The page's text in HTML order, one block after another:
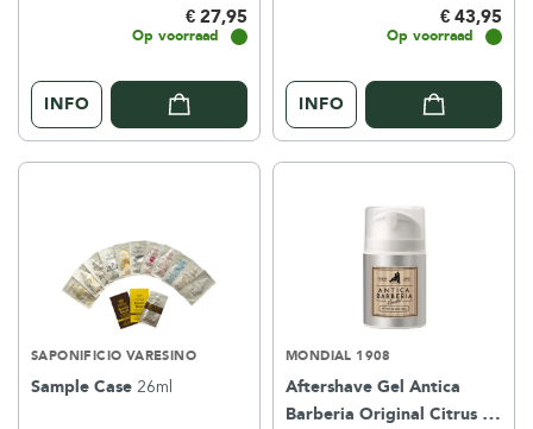
€ 27,95
Op voorraad
INFO
€ 43,95
Op voorraad
INFO
SAPONIFICIO VARESINO
Sample Case 26ml
MONDIAL 1908
Aftershave Gel Antica
Barberia Original Citrus